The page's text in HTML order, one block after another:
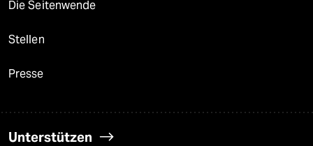
Die Seitenwende
Stellen
Presse
Unterstützen